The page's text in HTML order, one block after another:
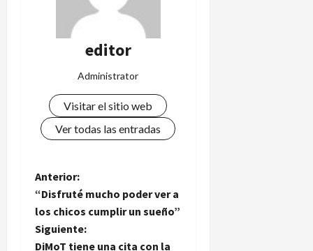
editor
Administrator
Visitar el sitio web
Ver todas las entradas
N
a
v
Anterior:
“Disfruté mucho poder ver a
los chicos cumplir un sueño”
Siguiente:
DiMoT tiene una cita con la